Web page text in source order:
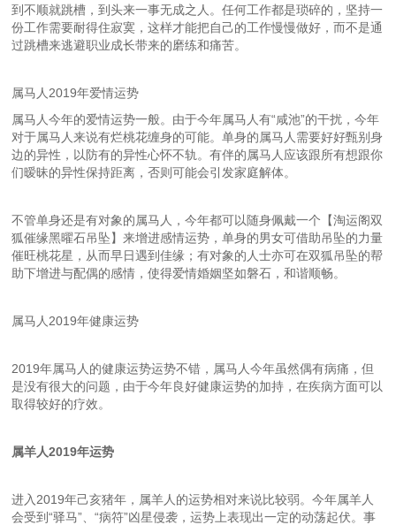
到不顺就跳槽，到头来一事无成之人。任何工作都是琐碎的，坚持一
份工作需要耐得住寂寞，这样才能把自己的工作慢慢做好，而不是通
过跳槽来逃避职业成长带来的磨练和痛苦。
属马人2019年爱情运势
属马人今年的爱情运势一般。由于今年属马人有“咸池”的干扰，今年
对于属马人来说有烂桃花缠身的可能。单身的属马人需要好好甄别身
边的异性，以防有的异性心怀不轨。有伴的属马人应该跟所有想跟你
们暧昧的异性保持距离，否则可能会引发家庭解体。
不管单身还是有对象的属马人，今年都可以随身佩戴一个【淘运阁双
狐催缘黑曜石吊坠】来增进感情运势，单身的男女可借助吊坠的力量
催旺桃花星，从而早日遇到佳缘；有对象的人士亦可在双狐吊坠的帮
助下增进与配偶的感情，使得爱情婚姻坚如磐石，和谐顺畅。
属马人2019年健康运势
2019年属马人的健康运势运势不错，属马人今年虽然偶有病痛，但
是没有很大的问题，由于今年良好健康运势的加持，在疾病方面可以
取得较好的疗效。
属羊人2019年运势
进入2019年己亥猪年，属羊人的运势相对来说比较弱。今年属羊人
会受到“驿马”、“病符”凶星侵袭，运势上表现出一定的动荡起伏。事